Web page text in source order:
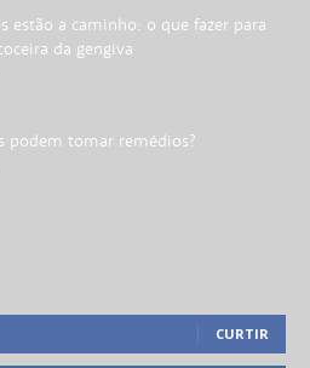
estão a caminho: o que fazer para
da gengiva
podem tomar remédios?
CURTIR